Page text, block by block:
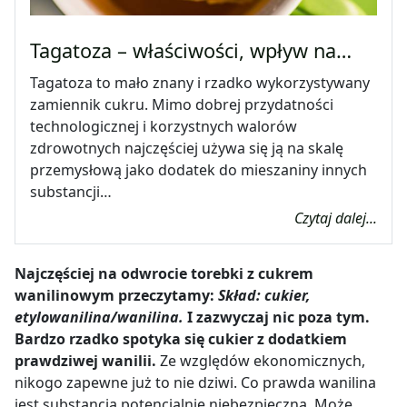
Tagatoza – właściwości, wpływ na…
Tagatoza to mało znany i rzadko wykorzystywany
zamiennik cukru. Mimo dobrej przydatności
technologicznej i korzystnych walorów
zdrowotnych najczęściej używa się ją na skalę
przemysłową jako dodatek do mieszaniny innych
substancji…
Czytaj dalej...
Najczęściej na odwrocie torebki z cukrem
wanilinowym przeczytamy: Skład: cukier,
etylowanilina/wanilina. I zazwyczaj nic poza tym.
Bardzo rzadko spotyka się cukier z dodatkiem
prawdziwej wanilii. Ze względów ekonomicznych,
nikogo zapewne już to nie dziwi. Co prawda wanilina